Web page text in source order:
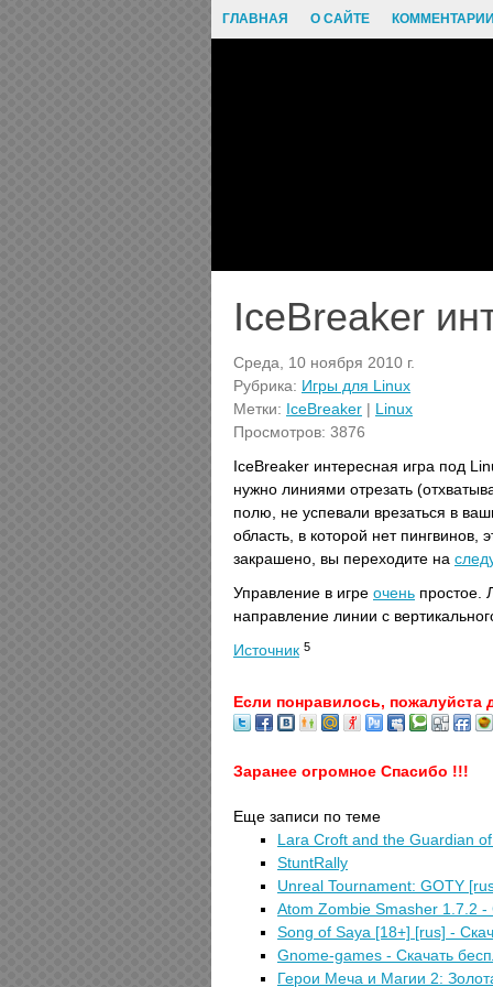
ГЛАВНАЯ О САЙТЕ КОММЕНТАРИИ
IceBreaker
Среда, 10 ноября 2010 г.
Рубрика: Игры для Linux
Метки: IceBreaker | Linux
Просмотров: 3876
IceBreaker интересная игра под
нужно линиями отрезать
полю, не успевали врезаться в
область, в которой нет пингвинов,
закрашено, вы переходите на
Управление в игре очень простое.
направление линии с
Источник 5
Если понравилось, пожалуйста
Заранее огромное Спасибо !!!
Еще записи по теме
Lara Croft and the Guardian
StuntRally
Unreal Tournament: GOTY
Atom Zombie Smasher 1.7.2 -
Song of Saya [18+] [rus] -
Gnome-games - Скачать
Герои Меча и Магии 2: